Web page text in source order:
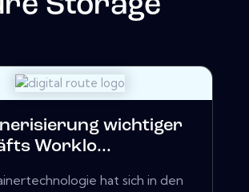
wichtiger
Worklo...
hat sich in den